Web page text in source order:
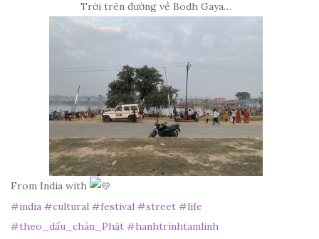
Trời trên đường về Bodh Gaya…
From India with
#india #cultural #festival #street #life
#theo_dấu_chân_Phật #hanhtrinhtamlinh